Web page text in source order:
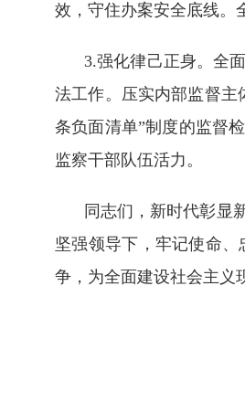
效，守住办案安全底线。
3.强化律己正身。全
法工作。压实内部监督主
条负面清单”制度的监督
监察干部队伍活力。
同志们，新时代彰显
坚强领导下，牢记使命
争，为全面建设社会主义